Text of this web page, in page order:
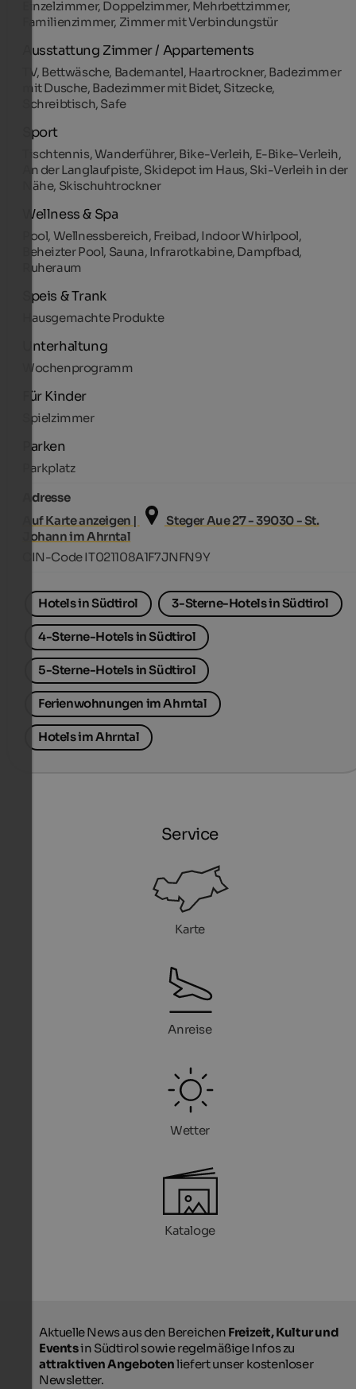
Einzelzimmer, Doppelzimmer, Mehrbettzimmer,
Familienzimmer, Zimmer mit Verbindungstür
Ausstattung Zimmer / Appartements
TV, Bettwäsche, Bademantel, Haartrockner, Badezimmer
mit Dusche, Badezimmer mit Bidet, Sitzecke,
Schreibtisch, Safe
Sport
Tischtennis, Wanderführer, Bike-Verleih, E-Bike-Verleih,
An der Langlaufpiste, Skidepot im Haus, Ski-Verleih in der
Nähe, Skischuhtrockner
Wellness & Spa
Pool, Wellnessbereich, Freibad, Indoor Whirlpool,
Beheizter Pool, Sauna, Infrarotkabine, Dampfbad,
Ruheraum
Speis & Trank
Hausgemachte Produkte
Unterhaltung
Wochenprogramm
Für Kinder
Spielzimmer
Parken
Parkplatz
Adresse
Auf Karte anzeigen |
Steger Aue 27 - 39030 - St.
Johann im Ahrntal
CIN-Code IT021108A1F7JNFN9Y
Hotels in Südtirol 3-Sterne-Hotels in Südtirol
4-Sterne-Hotels in Südtirol
5-Sterne-Hotels in Südtirol
Ferienwohnungen im Ahrntal
Hotels im Ahrntal
Service
Karte
Anreise
Wetter
Kataloge
Aktuelle News aus den Bereichen Freizeit, Kultur und
Eventsin Südtirol sowie regelmäßige Infos zu
attraktiven Angebotenliefert unser kostenloser
Newsletter.